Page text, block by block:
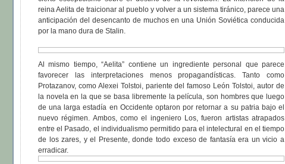
reina Aelita de traicionar al pueblo y volver a un sistema tiránico, parece una
anticipación del desencanto de muchos en una Unión Soviética conducida
por la mano dura de Stalin.
Al mismo tiempo, “Aelita” contiene un ingrediente personal que parece
favorecer las interpretaciones menos propagandísticas. Tanto como
Protazanov, como Alexei Tolstoi, pariente del famoso León Tolstoi, autor de
la novela en la que se basa libremente la película, son hombres que luego
de una larga estadía en Occidente optaron por retornar a su patria bajo el
nuevo régimen. Ambos, como el ingeniero Los, fueron artistas atrapados
entre el Pasado, el individualismo permitido para el intelectural en el tiempo
de los zares, y el Presente, donde todo exceso de fantasía era un vicio a
erradicar.